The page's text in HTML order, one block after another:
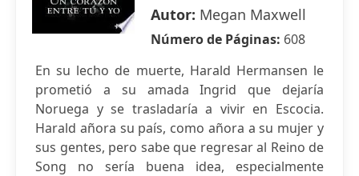
Autor: Megan Maxwell
Número de Páginas: 608
En su lecho de muerte, Harald Hermansen le
prometió a su amada Ingrid que dejaría
Noruega y se trasladaría a vivir en Escocia.
Harald añora su país, como añora a su mujer y
sus gentes, pero sabe que regresar al Reino de
Song no sería buena idea, especialmente